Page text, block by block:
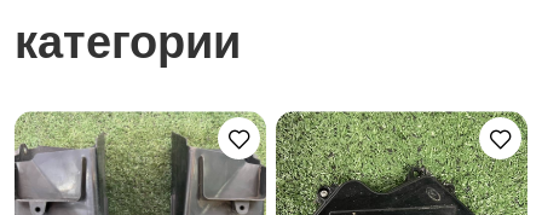
категории